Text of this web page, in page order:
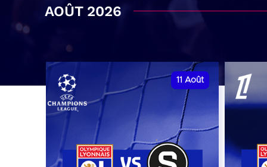
AOÛT 2026
11 Août